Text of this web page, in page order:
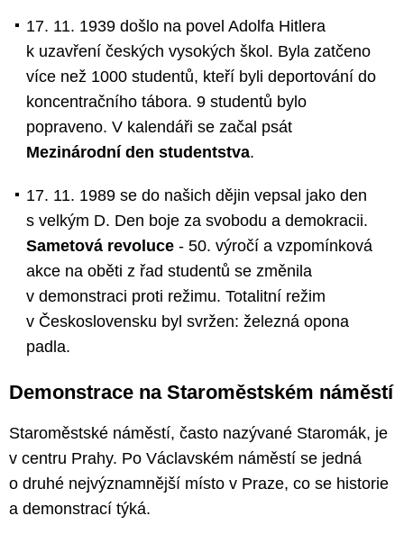
17. 11. 1939 došlo na povel Adolfa Hitlera
k uzavření českých vysokých škol. Byla zatčeno
více než 1000 studentů, kteří byli deportování do
koncentračního tábora. 9 studentů bylo
popraveno. V kalendáři se začal psát
Mezinárodní den studentstva.
17. 11. 1989 se do našich dějin vepsal jako den
s velkým D. Den boje za svobodu a demokracii.
Sametová revoluce - 50. výročí a vzpomínková
akce na oběti z řad studentů se změnila
v demonstraci proti režimu. Totalitní režim
v Československu byl svržen: železná opona
padla.
Demonstrace na Staroměstském náměstí
Staroměstské náměstí, často nazývané Staromák, je
v centru Prahy. Po Václavském náměstí se jedná
o druhé nejvýznamnější místo v Praze, co se historie
a demonstrací týká.